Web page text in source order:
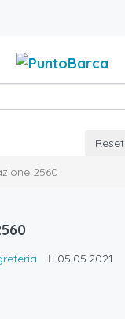
Reset
2560
05.05.2021